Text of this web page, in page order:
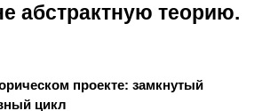
абстрактную теорию.
проекте: замкнутый
цикл